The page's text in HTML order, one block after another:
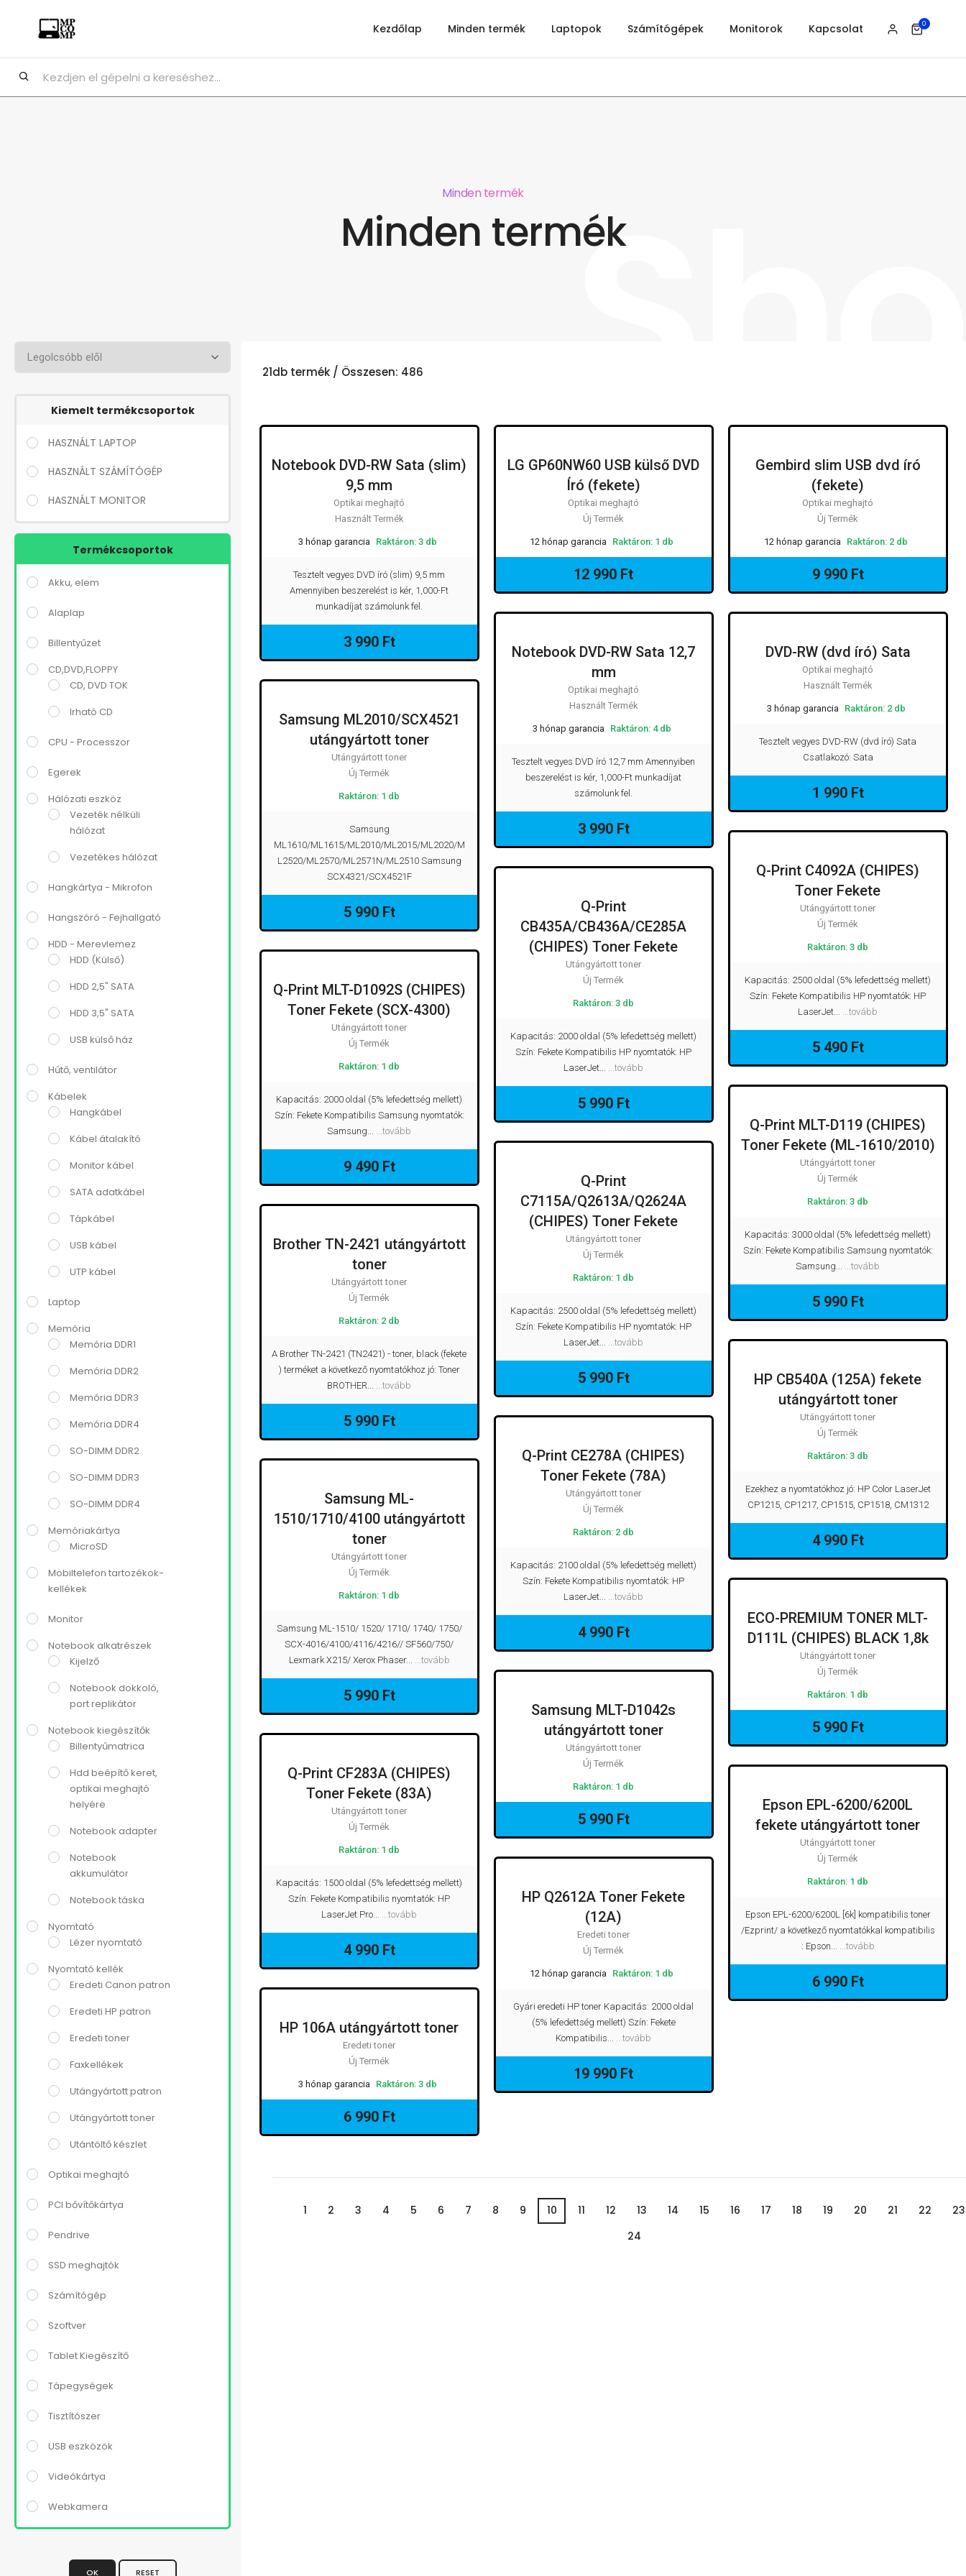
Kezdőlap Minden termék Laptopok Számítógépek Monitorok Kapcsolat 0
Minden termék
Minden termék
21db termék / Összesen: 486
OPTIKAI MEGHAJTÓ
Notebook DVD-RW Sata (slim)
9,5 mm
Optikai meghajtó
Használt Termék
3 hónap garancia Raktáron: 3 db
Tesztelt vegyes DVD író (slim) 9,5 mm
Amennyiben beszerelést is kér, 1,000-Ft
munkadíjat számolunk fel.
3 990 Ft
OPTIKAI MEGHAJTÓ
LG GP60NW60 USB külső DVD
Író (fekete)
Optikai meghajtó
Új Termék
12 hónap garancia Raktáron: 1 db
12 990 Ft
OPTIKAI MEGHAJTÓ
Gembird slim USB dvd író
(fekete)
Optikai meghajtó
Új Termék
12 hónap garancia Raktáron: 2 db
9 990 Ft
OPTIKAI MEGHAJTÓ
Notebook DVD-RW Sata 12,7
mm
Optikai meghajtó
Használt Termék
3 hónap garancia Raktáron: 4 db
Tesztelt vegyes DVD író 12,7 mm Amennyiben
beszerelést is kér, 1,000-Ft munkadíjat
számolunk fel.
3 990 Ft
OPTIKAI MEGHAJTÓ
DVD-RW (dvd író) Sata
Optikai meghajtó
Használt Termék
3 hónap garancia Raktáron: 2 db
Tesztelt vegyes DVD-RW (dvd író) Sata
Csatlakozó: Sata
1 990 Ft
UTÁNGYÁRTOTT TONER
Samsung ML2010/SCX4521
utángyártott toner
Utángyártott toner
Új Termék
Raktáron: 1 db
Samsung
ML1610/ML1615/ML2010/ML2015/ML2020/M
L2520/ML2570/ML2571N/ML2510 Samsung
SCX4321/SCX4521F
5 990 Ft
UTÁNGYÁRTOTT TONER
Q-Print C4092A (CHIPES)
Toner Fekete
Utángyártott toner
Új Termék
Raktáron: 3 db
Kapacitás: 2500 oldal (5% lefedettség mellett)
Szín: Fekete Kompatibilis HP nyomtatók: HP
LaserJet... ...tovább
5 490 Ft
UTÁNGYÁRTOTT TONER
Q-Print
CB435A/CB436A/CE285A
(CHIPES) Toner Fekete
Utángyártott toner
Új Termék
Raktáron: 3 db
Kapacitás: 2000 oldal (5% lefedettség mellett)
Szín: Fekete Kompatibilis HP nyomtatók: HP
LaserJet... ...tovább
5 990 Ft
UTÁNGYÁRTOTT TONER
Q-Print MLT-D1092S (CHIPES)
Toner Fekete (SCX-4300)
Utángyártott toner
Új Termék
Raktáron: 1 db
Kapacitás: 2000 oldal (5% lefedettség mellett)
Szín: Fekete Kompatibilis Samsung nyomtatók:
Samsung... ...tovább
9 490 Ft
UTÁNGYÁRTOTT TONER
Q-Print MLT-D119 (CHIPES)
Toner Fekete (ML-1610/2010)
Utángyártott toner
Új Termék
Raktáron: 3 db
Kapacitás: 3000 oldal (5% lefedettség mellett)
Szín: Fekete Kompatibilis Samsung nyomtatók:
Samsung... ...tovább
5 990 Ft
UTÁNGYÁRTOTT TONER
Q-Print
C7115A/Q2613A/Q2624A
(CHIPES) Toner Fekete
Utángyártott toner
Új Termék
Raktáron: 1 db
Kapacitás: 2500 oldal (5% lefedettség mellett)
Szín: Fekete Kompatibilis HP nyomtatók: HP
LaserJet... ...tovább
5 990 Ft
UTÁNGYÁRTOTT TONER
Brother TN-2421 utángyártott
toner
Utángyártott toner
Új Termék
Raktáron: 2 db
A Brother TN-2421 (TN2421) - toner, black (fekete
) terméket a következő nyomtatókhoz jó: Toner
BROTHER... ...tovább
5 990 Ft
UTÁNGYÁRTOTT TONER
HP CB540A (125A) fekete
utángyártott toner
Utángyártott toner
Új Termék
Raktáron: 3 db
Ezekhez a nyomtatókhoz jó: HP Color LaserJet
CP1215, CP1217, CP1515, CP1518, CM1312
4 990 Ft
UTÁNGYÁRTOTT TONER
Q-Print CE278A (CHIPES)
Toner Fekete (78A)
Utángyártott toner
Új Termék
Raktáron: 2 db
Kapacitás: 2100 oldal (5% lefedettség mellett)
Szín: Fekete Kompatibilis nyomtatók: HP
LaserJet... ...tovább
4 990 Ft
UTÁNGYÁRTOTT TONER
Samsung ML-
1510/1710/4100 utángyártott
toner
Utángyártott toner
Új Termék
Raktáron: 1 db
Samsung ML-1510/ 1520/ 1710/ 1740/ 1750/
SCX-4016/4100/4116/4216// SF560/750/
Lexmark X215/ Xerox Phaser... ...tovább
5 990 Ft
UTÁNGYÁRTOTT TONER
ECO-PREMIUM TONER MLT-
D111L (CHIPES) BLACK 1,8k
Utángyártott toner
Új Termék
Raktáron: 1 db
5 990 Ft
UTÁNGYÁRTOTT TONER
Samsung MLT-D1042s
utángyártott toner
Utángyártott toner
Új Termék
Raktáron: 1 db
5 990 Ft
UTÁNGYÁRTOTT TONER
Q-Print CF283A (CHIPES)
Toner Fekete (83A)
Utángyártott toner
Új Termék
Raktáron: 1 db
Kapacitás: 1500 oldal (5% lefedettség mellett)
Szín: Fekete Kompatibilis nyomtatók: HP
LaserJet Pro... ...tovább
4 990 Ft
UTÁNGYÁRTOTT TONER
Epson EPL-6200/6200L
fekete utángyártott toner
Utángyártott toner
Új Termék
Raktáron: 1 db
Epson EPL-6200/6200L [6k] kompatibilis toner
/Ezprint/ a következő nyomtatókkal kompatibilis
: Epson... ...tovább
6 990 Ft
EREDETI TONER
HP Q2612A Toner Fekete
(12A)
Eredeti toner
Új Termék
12 hónap garancia Raktáron: 1 db
Gyári eredeti HP toner Kapacitás: 2000 oldal
(5% lefedettség mellett) Szín: Fekete
Kompatibilis... ...tovább
19 990 Ft
EREDETI TONER
HP 106A utángyártott toner
Eredeti toner
Új Termék
3 hónap garancia Raktáron: 3 db
6 990 Ft
1 2 3 4 5 6 7 8 9 10 11 12 13 14 15 16 17 18 19 20 21 22
23
24
Kiemelt termékcsoportok
HASZNÁLT LAPTOP
HASZNÁLT SZÁMÍTÓGÉP
HASZNÁLT MONITOR
Termékcsoportok
Akku, elem
Alaplap
Billentyűzet
CD,DVD,FLOPPY
CD, DVD TOK
Irható CD
CPU - Processzor
Egerek
Hálózati eszköz
Vezeték nélküli
hálózat
Vezetékes hálózat
Hangkártya - Mikrofon
Hangszóró - Fejhallgató
HDD - Merevlemez
HDD (Külső)
HDD 2,5" SATA
HDD 3,5" SATA
USB külső ház
Hűtő, ventilátor
Kábelek
Hangkábel
Kábel átalakító
Monitor kábel
SATA adatkábel
Tápkábel
USB kábel
UTP kábel
Laptop
Memória
Memória DDR1
Memória DDR2
Memória DDR3
Memória DDR4
SO-DIMM DDR2
SO-DIMM DDR3
SO-DIMM DDR4
Memóriakártya
MicroSD
Mobiltelefon tartozékok-
kellékek
Monitor
Notebook alkatrészek
Kijelző
Notebook dokkoló,
port replikátor
Notebook kiegészítők
Billentyűmatrica
Hdd beépítő keret,
optikai meghajtó
helyére
Notebook adapter
Notebook
akkumulátor
Notebook táska
Nyomtató
Lézer nyomtató
Nyomtató kellék
Eredeti Canon patron
Eredeti HP patron
Eredeti toner
Faxkellékek
Utángyártott patron
Utángyártott toner
Utántöltő készlet
Optikai meghajtó
PCI bővítőkártya
Pendrive
SSD meghajtók
Számítógép
Szoftver
Tablet Kiegészítő
Tápegységek
Tisztítószer
USB eszközök
Videókártya
Webkamera
OK RESET